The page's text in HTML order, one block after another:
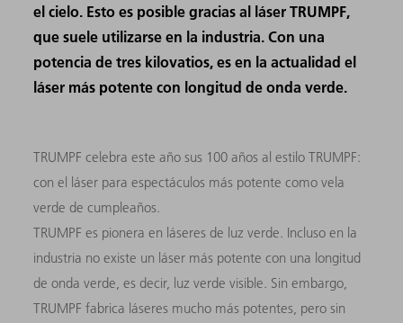
el cielo. Esto es posible gracias al láser TRUMPF,
que suele utilizarse en la industria. Con una
potencia de tres kilovatios, es en la actualidad el
láser más potente con longitud de onda verde.
TRUMPF celebra este año sus 100 años al estilo TRUMPF:
con el láser para espectáculos más potente como vela
verde de cumpleaños.
TRUMPF es pionera en láseres de luz verde. Incluso en la
industria no existe un láser más potente con una longitud
de onda verde, es decir, luz verde visible. Sin embargo,
TRUMPF fabrica láseres mucho más potentes, pero sin